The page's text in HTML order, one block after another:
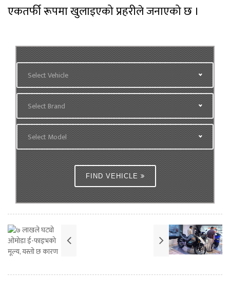
एकतर्फी रूपमा खुलाइएको प्रहरीले जनाएको छ ।
Select Vehicle
Select Brand
Select Model
FIND VEHICLE